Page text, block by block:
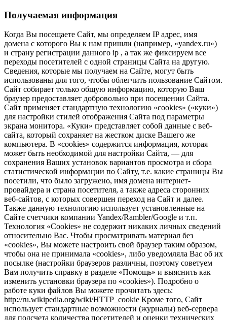
Получаемая информация
Когда Вы посещаете Сайт, мы определяем IP адрес, имя
домена с которого Вы к нам пришли (например, «yandex.ru»)
и страну регистрации данного ip , а так же фиксируем все
переходы посетителей с одной страницы Сайта на другую.
Сведения, которые мы получаем на Сайте, могут быть
использованы для того, чтобы облегчить пользование Сайтом.
Сайт собирает только общую информацию, которую Ваш
браузер предоставляет добровольно при посещении Сайта.
Сайт применяет стандартную технологию «cookies» («куки»)
для настройки стилей отображения Сайта под параметры
экрана монитора. «Куки» представляет собой данные с веб-
сайта, который сохраняет на жестком диске Вашего же
компьютера. В «cookies» содержится информация, которая
может быть необходимой для настройки Сайта, — для
сохранения Ваших установок вариантов просмотра и сбора
статистической информации по Сайту, т.е. какие страницы Вы
посетили, что было загружено, имя домена интернет-
провайдера и страна посетителя, а также адреса сторонних
веб-сайтов, с которых совершен переход на Сайт и далее.
Также данную технологию использует установленные на
Сайте счетчики компании Yandex/Rambler/Google и т.п.
Технология «Cookies» не содержит никаких личных сведений
относительно Вас. Чтобы просматривать материал без
«cookies», Вы можете настроить свой браузер таким образом,
чтобы она не принимала «cookies», либо уведомляла Вас об их
посылке (настройки браузеров различны, поэтому советуем
Вам получить справку в разделе «Помощь» и выяснить как
изменить установки браузера по «cookies»). Подробно о
работе куки файлов Вы можете прочитать здесь:
http://ru.wikipedia.org/wiki/HTTP_cookie Кроме того, Сайт
использует стандартные возможности (журналы) веб-сервера
для подсчета количества посетителей и оценки технических